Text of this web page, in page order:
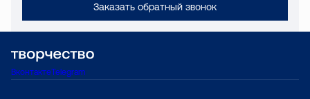
Заказать обратный звонок
ВконтактеTelegram